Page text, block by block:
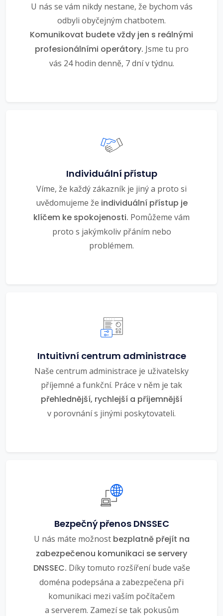
U nás se vám nikdy nestane, že bychom vás
odbyli obyčejným chatbotem.
Komunikovat budete vždy jen s reálnými
profesionálními operátory. Jsme tu pro
vás 24 hodin denně, 7 dní v týdnu.
Individuální přístup
Víme, že každý zákazník je jiný a proto si
uvědomujeme že individuální přístup je
klíčem ke spokojenosti. Pomůžeme vám
proto s jakýmkoliv přáním nebo
problémem.
Intuitivní centrum administrace
Naše centrum administrace je uživatelsky
příjemné a funkční. Práce v něm je tak
přehlednější, rychlejší a příjemnější
v porovnání s jinými poskytovateli.
Bezpečný přenos DNSSEC
U nás máte možnost bezplatně přejít na
zabezpečenou komunikaci se servery
DNSSEC. Díky tomuto rozšíření bude vaše
doména podepsána a zabezpečena při
komunikaci mezi vaším počítačem
a serverem. Zamezí se tak pokusům